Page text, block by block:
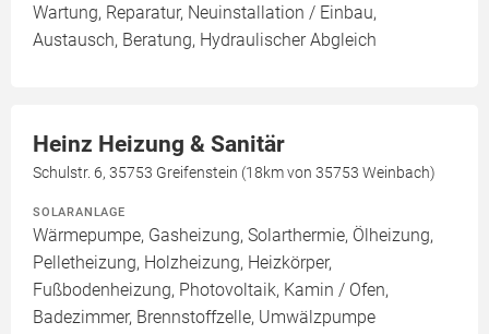
Wartung, Reparatur, Neuinstallation / Einbau,
Austausch, Beratung, Hydraulischer Abgleich
Heinz Heizung & Sanitär
Schulstr. 6, 35753 Greifenstein (18km von 35753 Weinbach)
SOLARANLAGE
Wärmepumpe, Gasheizung, Solarthermie, Ölheizung,
Pelletheizung, Holzheizung, Heizkörper,
Fußbodenheizung, Photovoltaik, Kamin / Ofen,
Badezimmer, Brennstoffzelle, Umwälzpumpe